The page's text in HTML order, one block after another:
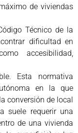
de viviendas
Técnico de la
dificultad en
accesibilidad,
Esta normativa
en la que
conversión de local
suele requerir una
de una vivienda